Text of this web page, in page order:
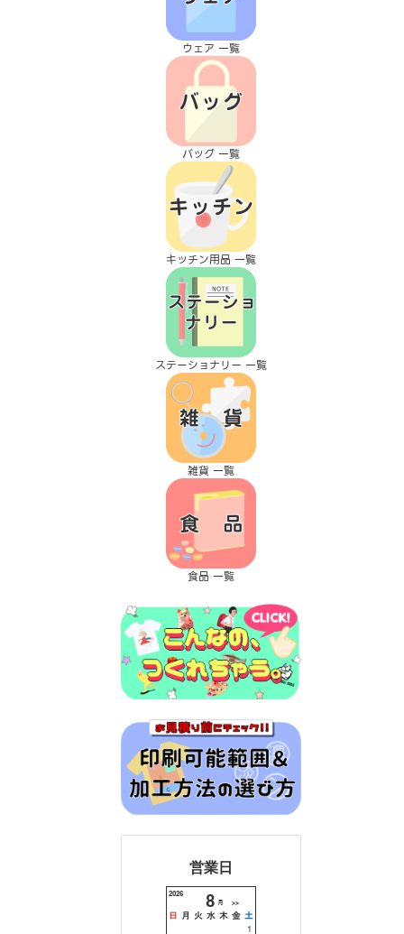
ウェア 一覧
バッグ 一覧
キッチン用品 一覧
ステーショナリー 一覧
雑貨 一覧
食品 一覧
営業日